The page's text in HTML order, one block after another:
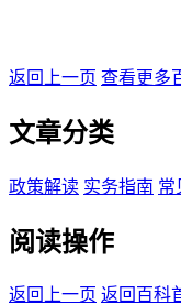
返回上一页 查看更多
文章分类
政策解读 实务指南 常
阅读操作
返回上一页 返回百科